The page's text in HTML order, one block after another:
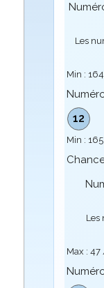
Les
Min : 164
12
Min : 165
Les
Max : 47